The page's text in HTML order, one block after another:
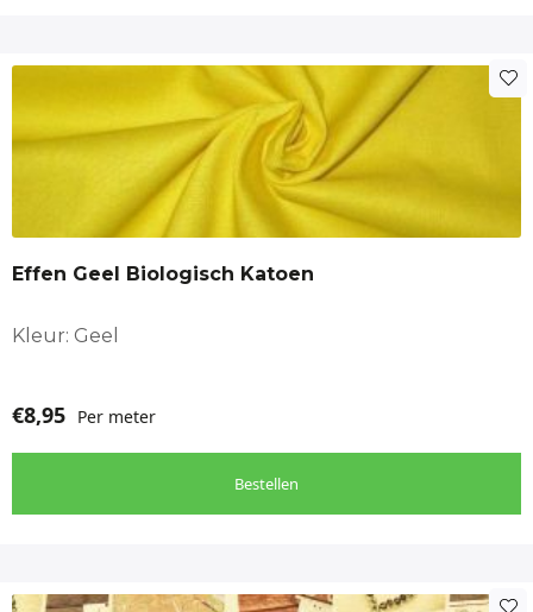
Effen Geel Biologisch Katoen
Kleur: Geel
€8,95 Per meter
Bestellen